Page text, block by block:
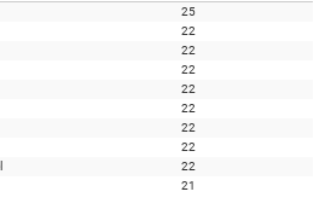
25
22
22
22
22
22
22
22
22
21